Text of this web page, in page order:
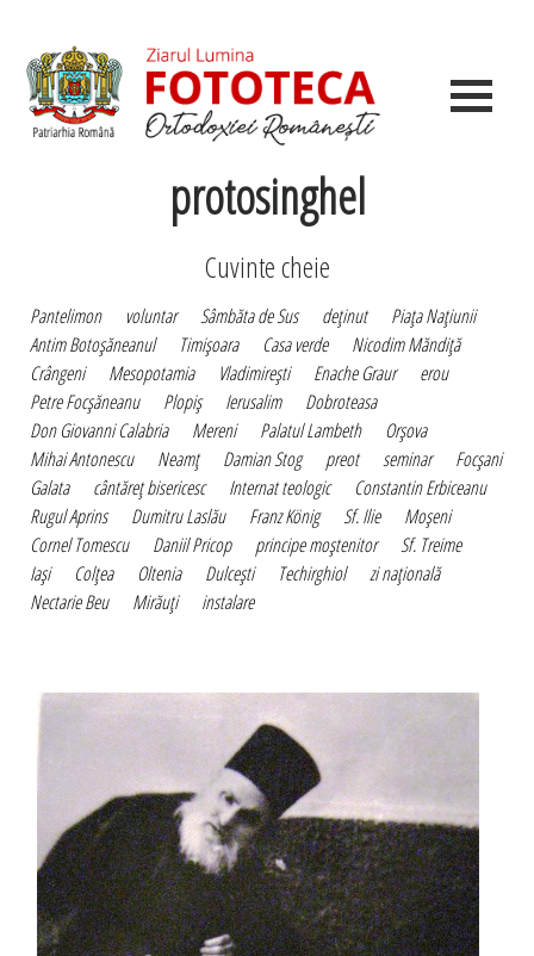
protosinghel
Cuvinte cheie
Pantelimon voluntar Sâmbăta de Sus deţinut
Piaţa Naţiunii
Antim Botoşăneanul
Timişoara Casa verde
Nicodim Măndiţă
Crângeni
Mesopotamia Vladimireşti Enache Graur
erou
Petre Focşăneanu
Plopiş Ierusalim
Dobroteasa
Don Giovanni Calabria
Mereni Palatul Lambeth
Orşova
Mihai Antonescu
Neamţ Damian Stog preot seminar
Focşani
Galata
cântăreţ bisericesc Internat teologic
Constantin Erbiceanu
Rugul Aprins
Dumitru Laslău Franz König Sf. Ilie
Moşeni
Cornel Tomescu
Daniil Pricop principe moştenitor
Sf. Treime
Iaşi
Colţea Oltenia Dulceşti Techirghiol
zi naţională
Nectarie Beu
Mirăuţi instalare